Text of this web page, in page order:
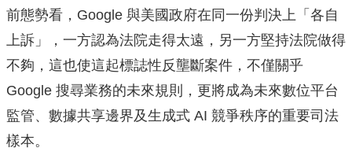
前態勢看，Google 與美國政府在同一份判決上「各自
上訴」，一方認為法院走得太遠，另一方堅持法院做得
不夠，這也使這起標誌性反壟斷案件，不僅關乎
Google 搜尋業務的未來規則，更將成為未來數位平台
監管、數據共享邊界及生成式 AI 競爭秩序的重要司法
樣本。